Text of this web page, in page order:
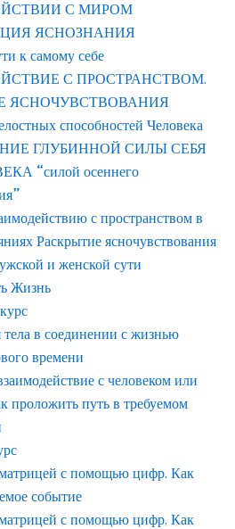
С МИРОМ
ЯСНОЗНАНИЯ
к самому себе
С ПРОСТРАНСТВОМ.
ЯСНОЧУВСТВОВАНИЯ
способностей Человека
ГЛУБИННОЙ СИЛЫ СЕБЯ
“силой осеннего
с пространством в
Раскрытие ясночувствования
и женской сути
Жизнь
тела в соединении с жизнью
времени
с человеком или
проложить путь в требуемом
с помощью цифр. Как
событие
с помощью цифр. Как